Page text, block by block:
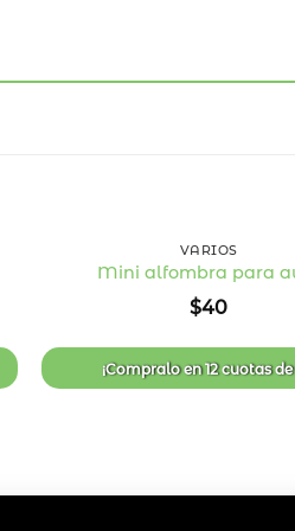
VARIOS
Mini alfombra para
$40
¡Compralo en12 cuotasde